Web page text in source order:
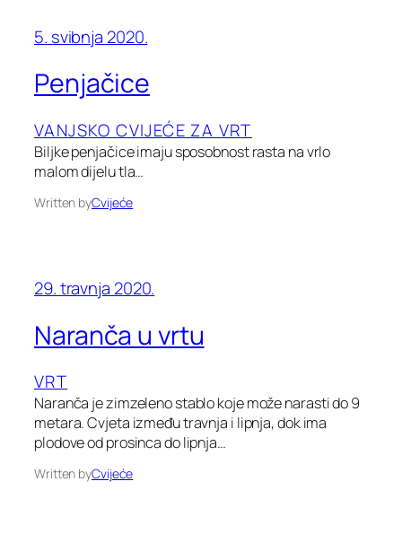
5. svibnja 2020.
Penjačice
VANJSKO CVIJEĆE ZA VRT
Biljke penjačice imaju sposobnost rasta na vrlo
malom dijelu tla…
Written byCvijeće
29. travnja 2020.
Naranča u vrtu
VRT
Naranča je zimzeleno stablo koje može narasti do 9
metara. Cvjeta između travnja i lipnja, dok ima
plodove od prosinca do lipnja…
Written byCvijeće